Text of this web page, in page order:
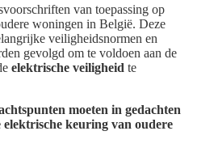
van toepassing op
woningen in België. Deze
veiligheidsnormen en
gevolgd om te voldoen aan de
elektrische veiligheid te
moeten in gedachten
keuring van oudere